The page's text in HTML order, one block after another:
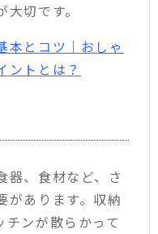
切です。
本とコツ｜おしゃ
ントとは？
器、食材など、さ
があります。収納
チンが散らかって